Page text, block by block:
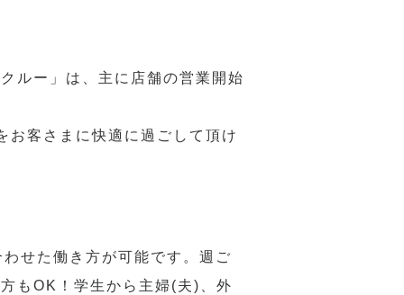
ルー」は、主に店舗の営業開始
お客さまに快適に過ごして頂け
せた働き方が可能です。週ご
もOK！学生から主婦(夫)、外